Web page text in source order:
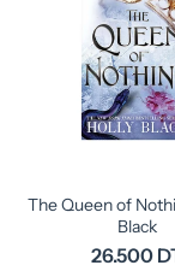
The Queen of
Black
26.500